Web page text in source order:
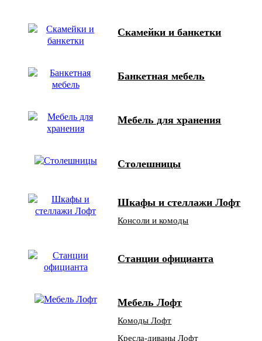
Скамейки и банкетки
Банкетная мебель
Мебель для хранения
Столешницы
Шкафы и стеллажи Лофт
Консоли и комоды
Станции официанта
Мебель Лофт
Комоды Лофт
Кресла-диваны Лофт